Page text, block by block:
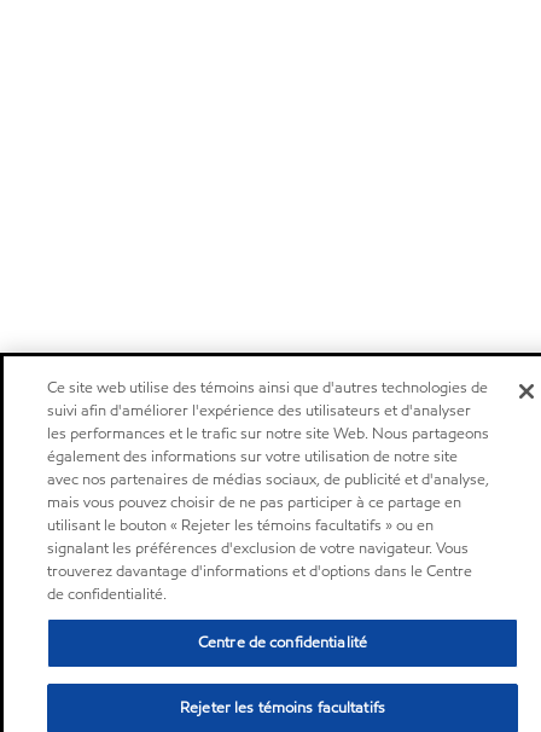
Ce site web utilise des témoins ainsi que d'autres technologies de
suivi afin d'améliorer l'expérience des utilisateurs et d'analyser
les performances et le trafic sur notre site Web. Nous partageons
également des informations sur votre utilisation de notre site
avec nos partenaires de médias sociaux, de publicité et d'analyse,
mais vous pouvez choisir de ne pas participer à ce partage en
utilisant le bouton « Rejeter les témoins facultatifs » ou en
signalant les préférences d'exclusion de votre navigateur. Vous
trouverez davantage d'informations et d'options dans le Centre
de confidentialité.
Centre de confidentialité
Rejeter les témoins facultatifs